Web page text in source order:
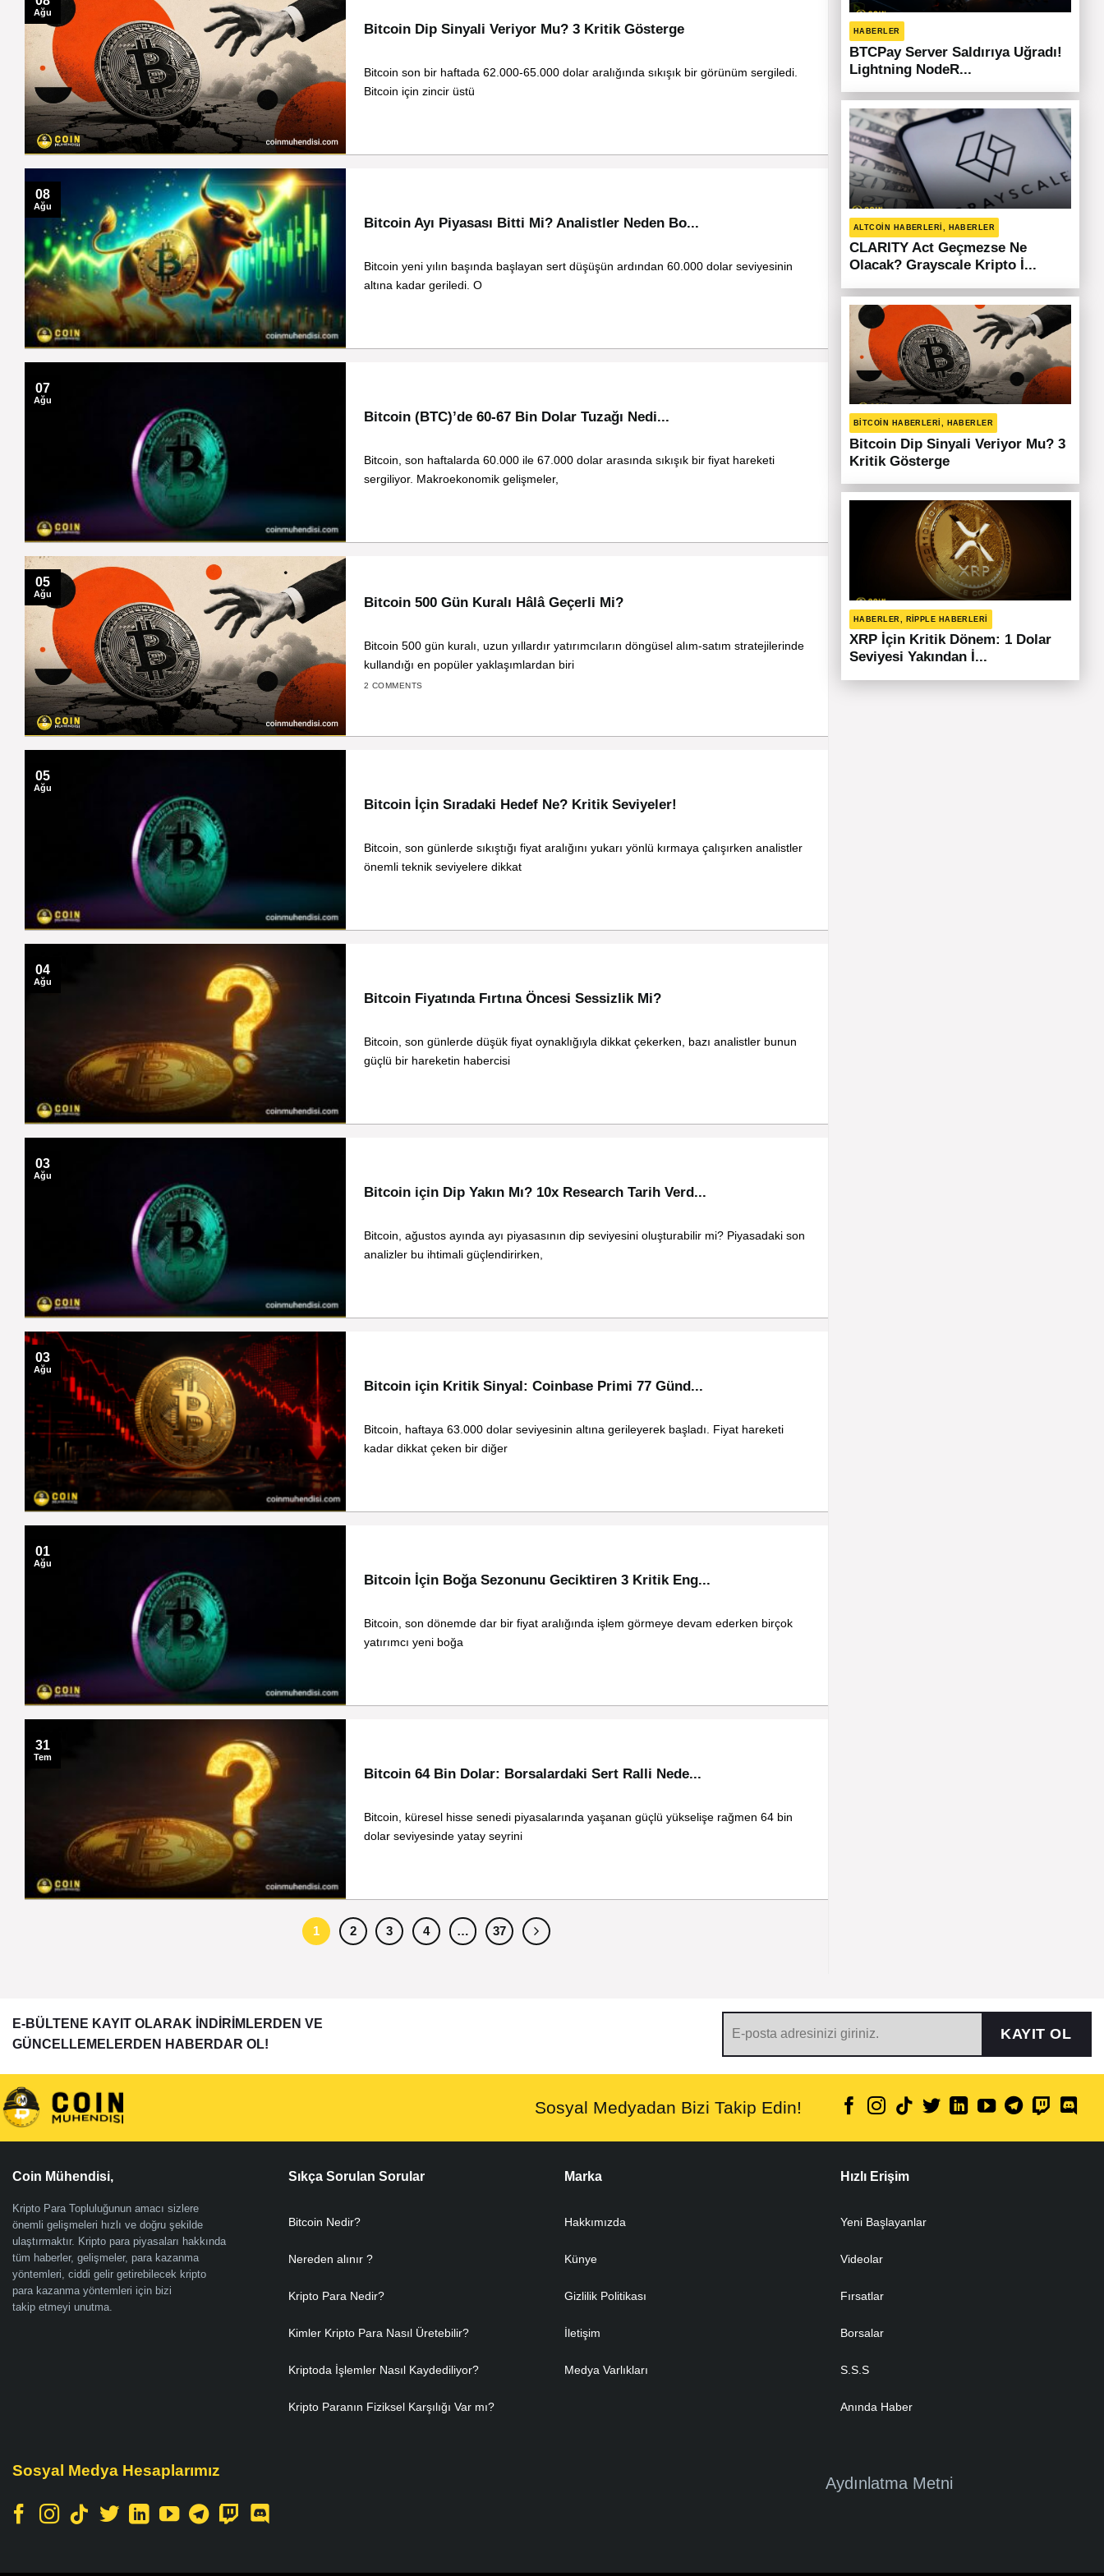
Bitcoin Dip Sinyali Veriyor Mu? 3 Kritik Gösterge
Bitcoin son bir haftada 62.000-65.000 dolar aralığında sıkışık bir görünüm sergiledi.
Bitcoin için zincir üstü
Ağu
Bitcoin Ayı Piyasası Bitti Mi? Analistler Neden Bo...
Bitcoin yeni yılın başında başlayan sert düşüşün ardından 60.000 dolar seviyesinin
altına kadar geriledi. O
08
Ağu
Bitcoin (BTC)’de 60-67 Bin Dolar Tuzağı Nedi...
Bitcoin, son haftalarda 60.000 ile 67.000 dolar arasında sıkışık bir fiyat hareketi
sergiliyor. Makroekonomik gelişmeler,
07
Ağu
Bitcoin 500 Gün Kuralı Hâlâ Geçerli Mi?
Bitcoin 500 gün kuralı, uzun yıllardır yatırımcıların döngüsel alım-satım stratejilerinde
kullandığı en popüler yaklaşımlardan biri
2 COMMENTS
05
Ağu
Bitcoin İçin Sıradaki Hedef Ne? Kritik Seviyeler!
Bitcoin, son günlerde sıkıştığı fiyat aralığını yukarı yönlü kırmaya çalışırken analistler
önemli teknik seviyelere dikkat
05
Ağu
Bitcoin Fiyatında Fırtına Öncesi Sessizlik Mi?
Bitcoin, son günlerde düşük fiyat oynaklığıyla dikkat çekerken, bazı analistler bunun
güçlü bir hareketin habercisi
04
Ağu
Bitcoin için Dip Yakın Mı? 10x Research Tarih Verd...
Bitcoin, ağustos ayında ayı piyasasının dip seviyesini oluşturabilir mi? Piyasadaki son
analizler bu ihtimali güçlendirirken,
03
Ağu
Bitcoin için Kritik Sinyal: Coinbase Primi 77 Günd...
Bitcoin, haftaya 63.000 dolar seviyesinin altına gerileyerek başladı. Fiyat hareketi
kadar dikkat çeken bir diğer
03
Ağu
Bitcoin İçin Boğa Sezonunu Geciktiren 3 Kritik Eng...
Bitcoin, son dönemde dar bir fiyat aralığında işlem görmeye devam ederken birçok
yatırımcı yeni boğa
01
Ağu
Bitcoin 64 Bin Dolar: Borsalardaki Sert Ralli Nede...
Bitcoin, küresel hisse senedi piyasalarında yaşanan güçlü yükselişe rağmen 64 bin
dolar seviyesinde yatay seyrini
31
Tem
1 2 3 4 … 37
HABERLER
BTCPay Server Saldırıya Uğradı!
Lightning NodeR...
ALTCOIN HABERLERI, HABERLER
CLARITY Act Geçmezse Ne
Olacak? Grayscale Kripto İ...
BITCOIN HABERLERI, HABERLER
Bitcoin Dip Sinyali Veriyor Mu? 3
Kritik Gösterge
HABERLER, RIPPLE HABERLERI
XRP İçin Kritik Dönem: 1 Dolar
Seviyesi Yakından İ...
E-BÜLTENE KAYIT OLARAK İNDİRİMLERDEN VE
GÜNCELLEMELERDEN HABERDAR OL!
KAYIT OL
Sosyal Medyadan Bizi Takip Edin!
Coin Mühendisi,
Kripto Para Topluluğunun amacı sizlere
önemli gelişmeleri hızlı ve doğru şekilde
ulaştırmaktır. Kripto para piyasaları hakkında
tüm haberler, gelişmeler, para kazanma
yöntemleri, ciddi gelir getirebilecek kripto
para kazanma yöntemleri için bizi
takip etmeyi unutma.
Sıkça Sorulan Sorular
Bitcoin Nedir?
Nereden alınır ?
Kripto Para Nedir?
Kimler Kripto Para Nasıl Üretebilir?
Kriptoda İşlemler Nasıl Kaydediliyor?
Kripto Paranın Fiziksel Karşılığı Var mı?
Marka
Hakkımızda
Künye
Gizlilik Politikası
İletişim
Medya Varlıkları
Hızlı Erişim
Yeni Başlayanlar
Videolar
Fırsatlar
Borsalar
S.S.S
Anında Haber
Sosyal Medya Hesaplarımız
Aydınlatma Metni